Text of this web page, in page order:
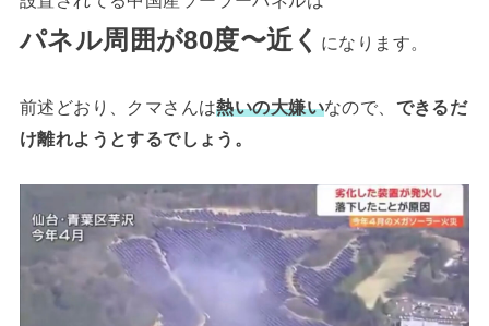
パネル周囲が80度〜近く になります。
前述どおり、クマさんは熱いの大嫌いなので、 できるだ
け離れようとするでしょう。